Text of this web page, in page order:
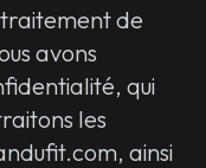
de
avons
qui
les
ainsi